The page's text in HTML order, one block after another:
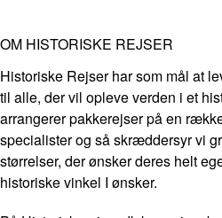
OM HISTORISKE REJSER
Historiske Rejser har som mål at
til alle, der vil opleve verden i et
arrangerer pakkerejser på en
specialister og så skræddersyr vi
størrelser, der ønsker deres helt
historiske vinkel I ønsker.